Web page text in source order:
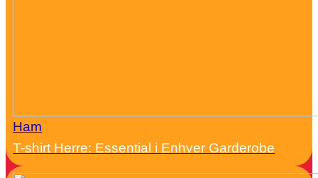
Ham
T-shirt Herre: Essential i Enhver Garderobe